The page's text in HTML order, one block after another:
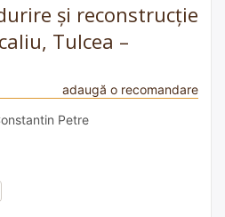
și reconstrucție
Tulcea –
adaugă o recomandare
Petre